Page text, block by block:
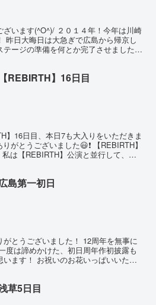
います(^O^)/ ２０１４年！今年は川崎
昨日大晦日は大急ぎで広島から帰京し
ージの準備を何とか完了させました
【REBIRTH】16日目
】16日目、本日7も大入りをいただきま
がとうございました😃❗️ 【REBIRTH】
は【REBIRTH】公演と並行して、次
島第一初日
とうございました！ 12周年を無事に
度は諦めかけた、初日周年作初披露も
ます！ お祝いのお花いっぱいいただ
草5日目